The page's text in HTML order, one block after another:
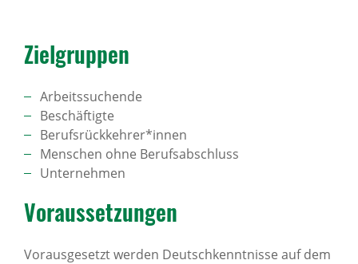
Ziel­gruppen
Arbeitssuchende
Beschäftigte
Berufsrückkehrer*innen
Menschen ohne Berufsabschluss
Unternehmen
Voraus­set­zungen
Vorausgesetzt werden Deutschkenntnisse auf dem